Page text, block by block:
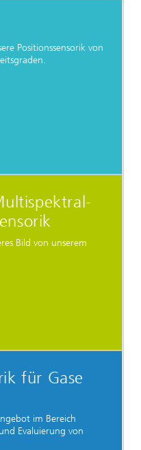
Positionssensorik von
Bild von unserem
für Gase
im Bereich
Evaluierung von